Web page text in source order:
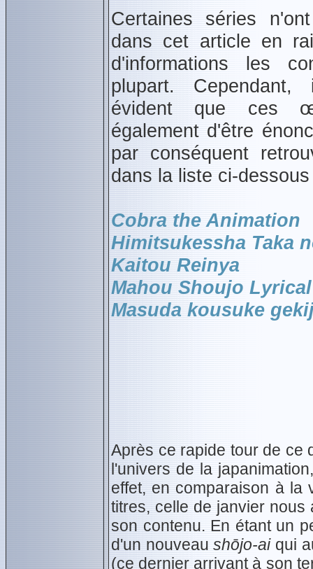
Certaines séries
dans cet article en
d'informations les
plupart.
évident que ces
également d'être
par conséquent
dans la liste ci-
Cobra the Animation
Himitsukessha Taka
Kaitou Reinya
Mahou Shoujo
Masuda kousuke
Après ce rapide tour de ce
l'univers de la
effet, en comparaison à la
titres, celle de janvier
son contenu. En étant un
d'un nouveaushōjo‑aiqui
(ce dernier arrivant à son